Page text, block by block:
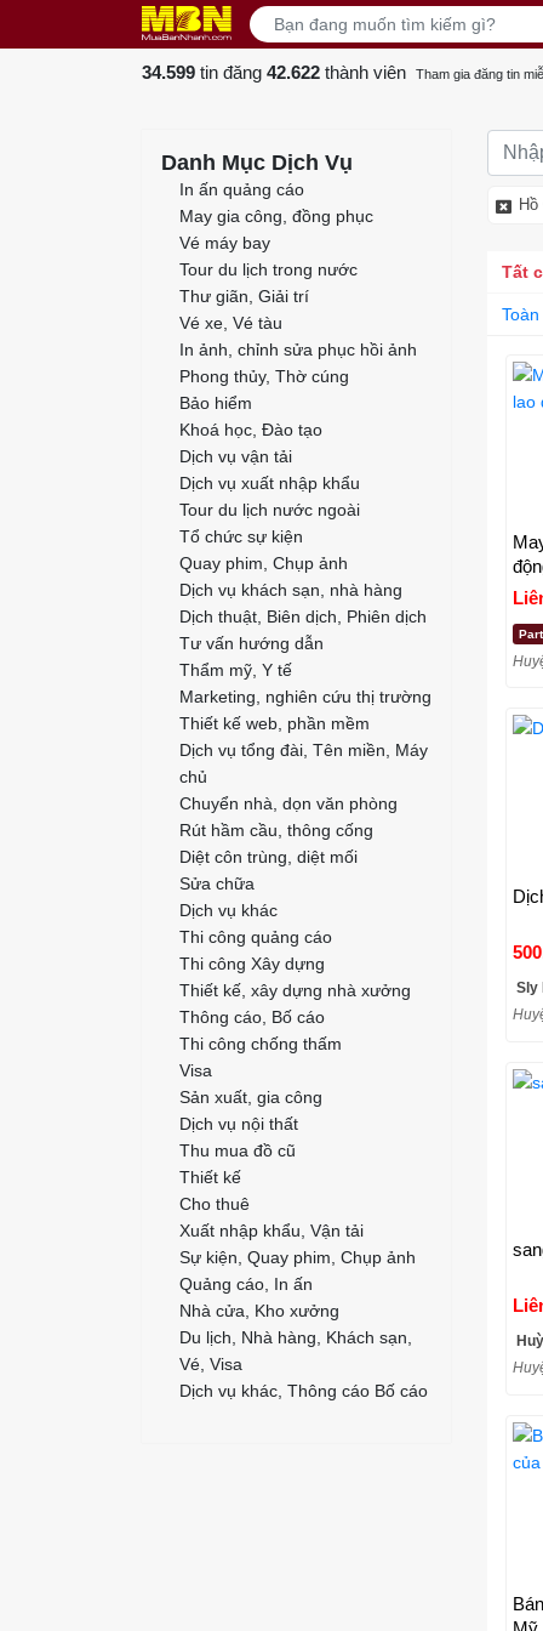
34.599 tin đăng 42.622 thành viên Tham gia đăng tin
Danh Mục Dịch Vụ
In ấn quảng cáo
May gia công, đồng phục
Vé máy bay
Tour du lịch trong nước
Thư giãn, Giải trí
Vé xe, Vé tàu
In ảnh, chỉnh sửa phục hồi ảnh
Phong thủy, Thờ cúng
Bảo hiểm
Khoá học, Đào tạo
Dịch vụ vận tải
Dịch vụ xuất nhập khẩu
Tour du lịch nước ngoài
Tổ chức sự kiện
Quay phim, Chụp ảnh
Dịch vụ khách sạn, nhà hàng
Dịch thuật, Biên dịch, Phiên dịch
Tư vấn hướng dẫn
Thẩm mỹ, Y tế
Marketing, nghiên cứu thị trường
Thiết kế web, phần mềm
Dịch vụ tổng đài, Tên miền, Máy
chủ
Chuyển nhà, dọn văn phòng
Rút hầm cầu, thông cống
Diệt côn trùng, diệt mối
Sửa chữa
Dịch vụ khác
Thi công quảng cáo
Thi công Xây dựng
Thiết kế, xây dựng nhà xưởng
Thông cáo, Bố cáo
Thi công chống thấm
Visa
Sản xuất, gia công
Dịch vụ nội thất
Thu mua đồ cũ
Thiết kế
Cho thuê
Xuất nhập khẩu, Vận tải
Sự kiện, Quay phim, Chụp ảnh
Quảng cáo, In ấn
Nhà cửa, Kho xưởng
Du lịch, Nhà hàng, Khách sạn,
Vé, Visa
Dịch vụ khác, Thông cáo Bố cáo
Tất
Sly